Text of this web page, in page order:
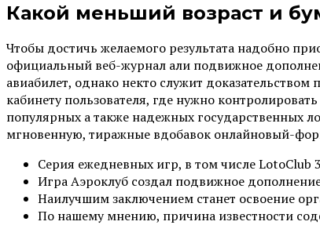
Какой меньший возраст и
Чтобы достичь желаемого результата надобно
официальный веб-журнал али подвижное
авиабилет, однако некто служит
кабинету пользователя, где нужно
популярных а также надежных государственных
мгновенную, тиражные вдобавок онлайновый-
Серия ежедневных игр, в том числе LotoClub
Игра Аэроклуб создал подвижное
Наилучшим заключением станет освоение
По нашему мнению, причина известности